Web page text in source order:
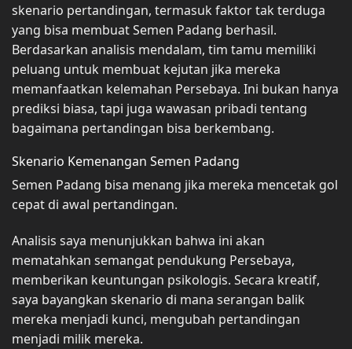
skenario pertandingan, termasuk faktor tak terduga
yang bisa membuat Semen Padang berhasil.
Berdasarkan analisis mendalam, tim tamu memiliki
peluang untuk membuat kejutan jika mereka
memanfaatkan kelemahan Persebaya. Ini bukan hanya
prediksi biasa, tapi juga wawasan pribadi tentang
bagaimana pertandingan bisa berkembang.
Skenario Kemenangan Semen Padang
Semen Padang bisa menang jika mereka mencetak gol
cepat di awal pertandingan.
Analisis saya menunjukkan bahwa ini akan
mematahkan semangat pendukung Persebaya,
memberikan keuntungan psikologis. Secara kreatif,
saya bayangkan skenario di mana serangan balik
mereka menjadi kunci, mengubah pertandingan
menjadi milik mereka.